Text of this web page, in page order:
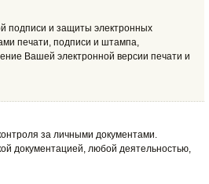
подписи и защиты электронных
печати, подписи и штампа,
Вашей электронной версии печати и
за личными документами.
документацией, любой деятельностью,